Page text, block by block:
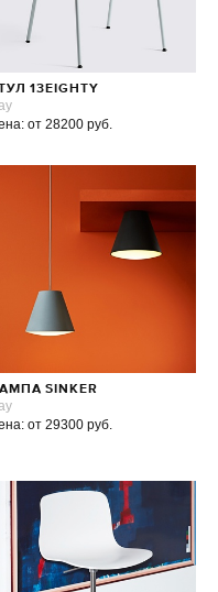
13EIGHTY
от 28200 руб.
SINKER
от 29300 руб.